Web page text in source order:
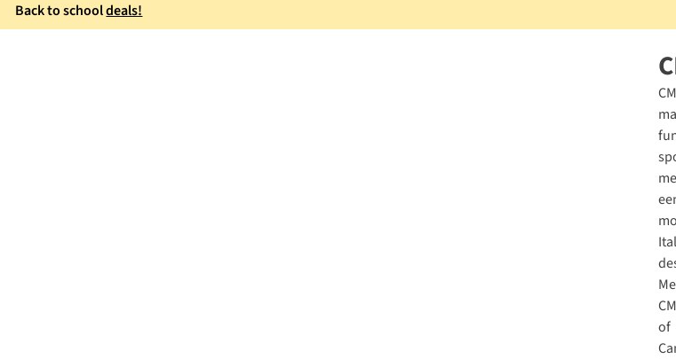
Back to schooldeals!
of